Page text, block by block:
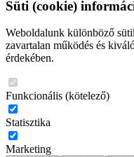
Süti (cookie)
Weboldalunk különböző
zavartalan működés és
érdekében.
Funkcionális (kötelező)
Statisztika
Marketing